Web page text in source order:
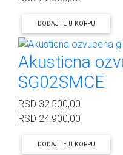
DODAJTE U KORPU
Akusticna
SG02SMCE
RSD 32.500,00
RSD 24.900,00
DODAJTE U KORPU